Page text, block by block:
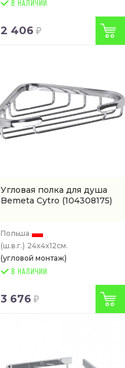
В НАЛИЧИИ
2 406
Угловая полка для душа
Bemeta Cytro (104308175)
Польша
(ш.в.г.) 24x4x12см.
(угловой монтаж)
В НАЛИЧИИ
3 676